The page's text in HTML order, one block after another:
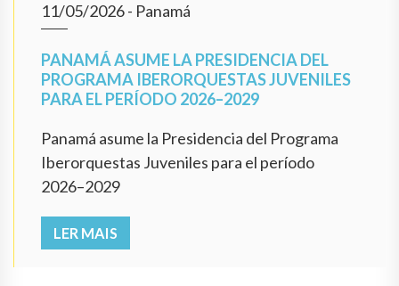
11/05/2026- Panamá
PANAMÁ ASUME LA PRESIDENCIA DEL
PROGRAMA IBERORQUESTAS JUVENILES
PARA EL PERÍODO 2026–2029
Panamá asume la Presidencia del Programa
Iberorquestas Juveniles para el período
2026–2029
LER MAIS